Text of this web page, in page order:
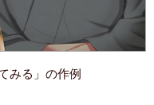
みる」の作例